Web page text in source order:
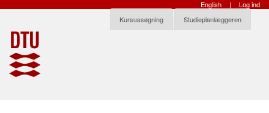
English |
Log ind
Kursussøgning
Studieplanlæggeren